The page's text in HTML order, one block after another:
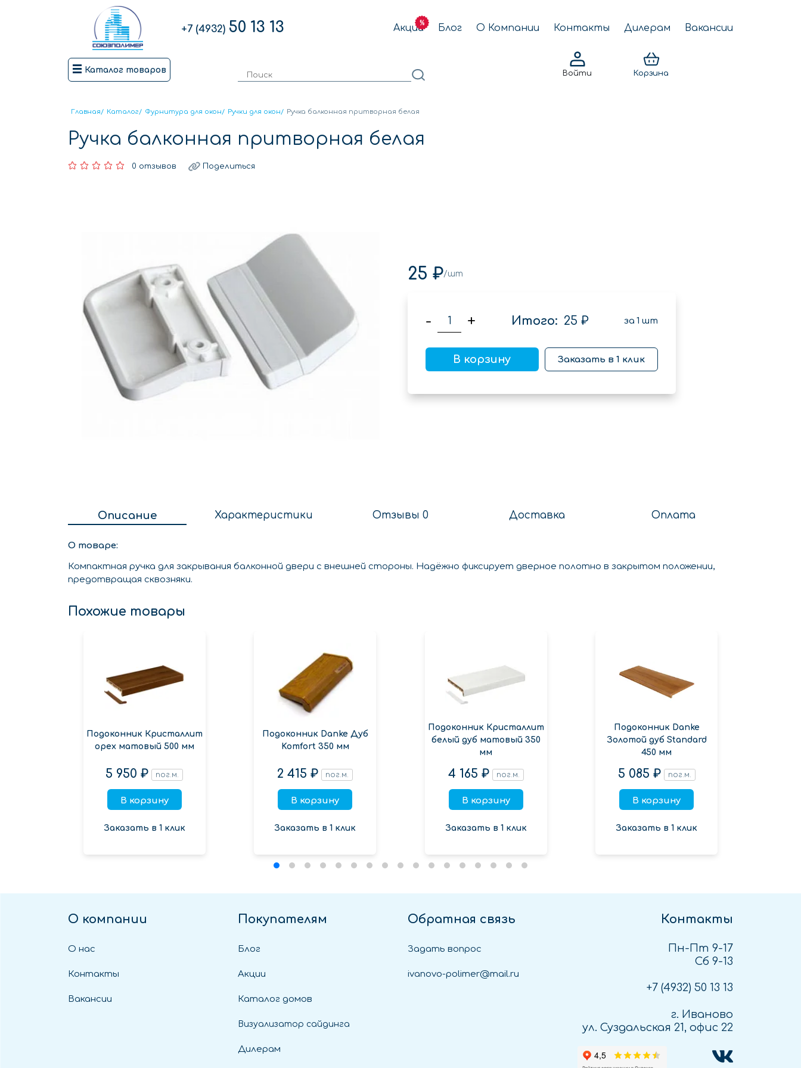
+7 (4932) 50 13 13 Акции Блог О Компании Контакты Дилерам Вакансии
Каталог товаров Войти Корзина
Главная/ Каталог/ Фурнитура для окон/ Ручки для окон/ Ручка балконная притворная белая
Ручка балконная притворная белая
0 отзывов Поделиться
25 ₽/шт
- + Итого: 25 ₽ за 1 шт
В корзину Заказать в 1 клик
Описание Характеристики Отзывы 0 Доставка Оплата
О товаре:
Компактная ручка для закрывания балконной двери с внешней стороны. Надёжно фиксирует дверное полотно в закрытом положении,
предотвращая сквозняки.
Похожие товары
Подоконник Кристаллит
орех матовый 500 мм
5 950 ₽ пог.м.
В корзину
Заказать в 1 клик
Подоконник Danke Дуб
Komfort 350 мм
2 415 ₽ пог.м.
В корзину
Заказать в 1 клик
Подоконник Кристаллит
белый дуб матовый 350
мм
4 165 ₽ пог.м.
В корзину
Заказать в 1 клик
Подоконник Danke
Золотой дуб Standard
450 мм
5 085 ₽ пог.м.
В корзину
Заказать в 1 клик
О компании
О нас
Контакты
Вакансии
Покупателям
Блог
Акции
Каталог домов
Визуализатор сайдинга
Дилерам
Обратная связь
Задать вопрос
ivanovo-polimer@mail.ru
Контакты
Пн-Пт 9-17
Сб 9-13
+7 (4932) 50 13 13
г. Иваново
ул. Суздальская 21, офис 22